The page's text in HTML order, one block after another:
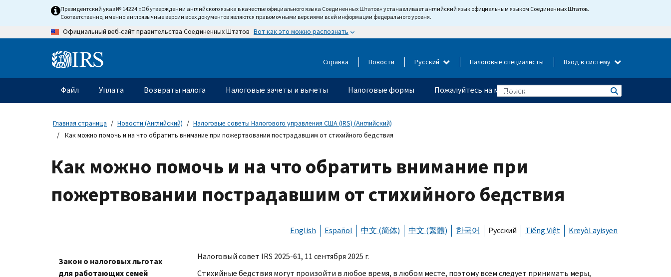
content
Президентский указ № 14224 «Об утверждении английского языка в качестве официального языка Соединенных Штатов» устанавливает английский язык официальным языком Соединенных Штатов.
Соответственно, именно англоязычные версии всех документов являются правомочными версиями всей информации федерального уровня.
Официальный веб-сайт правительства Соединенных Штатов Вот как это можно распознать
Information Справка Новости Русский Налоговые специалисты Вход в систему
Главное
меню
Файл Уплата Возвраты налога Налоговые зачеты и вычеты Налоговые формы Пожалуйтесь на мошенничество
Главная страница Новости (Английский)
Налоговые советы Налогового управления США (IRS) (Английский)
Как можно помочь и на что обратить внимание при пожертвовании пострадавшим от стихийного бедствия
Как можно помочь и на что обратить внимание при
пожертвовании пострадавшим от стихийного бедствия
English Español 中文 (简体) 中文 (繁體) 한국어 Русский Tiếng Việt Kreyòl ayisyen
Закон о налоговых льготах
для работающих семей
Налоговый совет IRS 2025-61, 11 сентября 2025 г.
Стихийные бедствия могут произойти в любое время, в любом месте, поэтому всем следует принимать меры,